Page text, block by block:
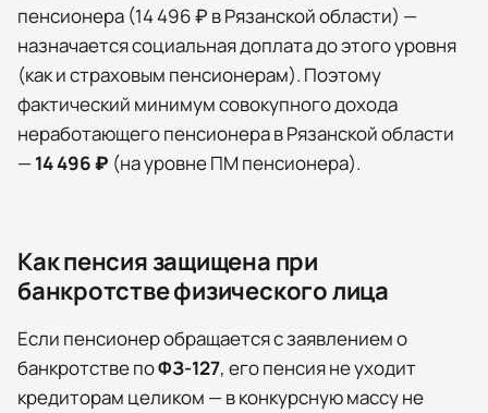
пенсионера (14 496 ₽ вРязанской области) —
назначается социальная доплата до этого уровня
(как и страховым пенсионерам). Поэтому
фактический минимум совокупного дохода
неработающего пенсионера вРязанской области
—14 496 ₽ (на уровне ПМ пенсионера).
Как пенсия защищена при
банкротстве физического лица
Если пенсионер обращается с заявлением о
банкротстве поФЗ-127, его пенсия не уходит
кредиторам целиком — в конкурсную массу не